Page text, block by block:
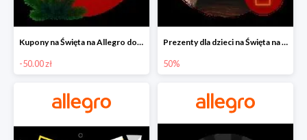
Kupony na Święta na Allegro do -50 zł
-50.00 zł
Prezenty dla dzieci na Święta na Allegro do -50%
50%